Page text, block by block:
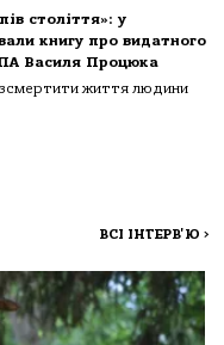
століття»: у
книгу про видатного
Василя Процюка
життя людини
ВСІ ІНТЕРВ'Ю >